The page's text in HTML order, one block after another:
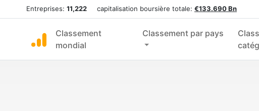
Entreprises: 11,222 capitalisation boursière totale: €133.690 Bn
Classement
mondial
Classement par pays